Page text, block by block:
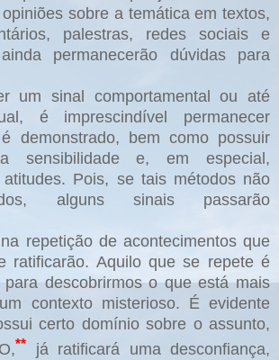
sobre a temática em textos,
palestras, redes sociais e
permanecerão dúvidas para
um sinal comportamental ou até
é imprescindível permanecer
demonstrado, bem como possuir
sensibilidade e, em especial,
Pois, se tais métodos não
alguns sinais passarão
repetição de acontecimentos que
ratificarão. Aquilo que se repete é
para descobrirmos o que está mais
contexto misterioso. É evidente
certo domínio sobre o assunto,
** já ratificará uma desconfiança,